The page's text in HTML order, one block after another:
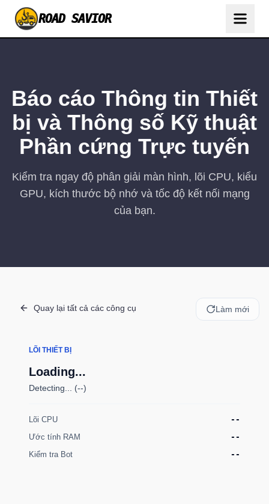
ROAD SAVIOR
Báo cáo Thông tin Thiết
bị và Thông số Kỹ thuật
Phần cứng Trực tuyến
Kiểm tra ngay độ phân giải màn hình, lõi CPU, kiểu
GPU, kích thước bộ nhớ và tốc độ kết nối mạng
của bạn.
Quay lại tất cả các công cụ Làm mới
LÕI THIẾT BỊ
Loading...
Detecting... (--)
Lõi CPU
--
Ước tính RAM
--
Kiểm tra Bot
--